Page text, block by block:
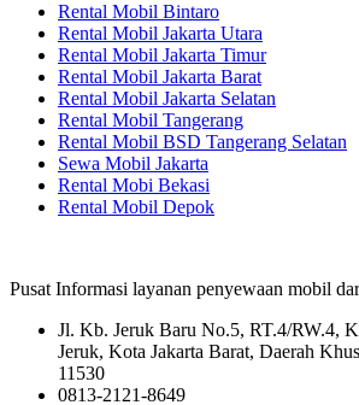
Rental Mobil Bintaro
Rental Mobil Jakarta Utara
Rental Mobil Jakarta Timur
Rental Mobil Jakarta Barat
Rental Mobil Jakarta Selatan
Rental Mobil Tangerang
Rental Mobil BSD Tangerang Selatan
Sewa Mobil Jakarta
Rental Mobi Bekasi
Rental Mobil Depok
Pusat Informasi layanan penyewaan mobil
Jl. Kb. Jeruk Baru No.5, RT.4/RW.4,
Jeruk, Kota Jakarta Barat, Daerah
11530
0813-2121-8649